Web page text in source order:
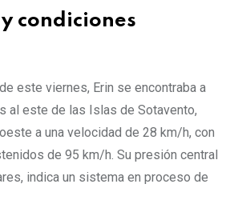
condiciones
este viernes, Erin se encontraba a
al este de las Islas de Sotavento,
a una velocidad de 28 km/h, con
de 95 km/h. Su presión central
indica un sistema en proceso de